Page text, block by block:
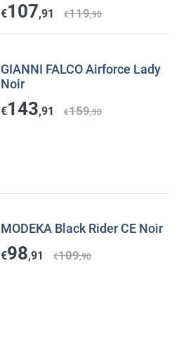
€107,91 €119,90
GIANNI FALCO Airforce Lady
Noir
€143,91 €159,90
MODEKA Black Rider CE Noir
€98,91 €109,90